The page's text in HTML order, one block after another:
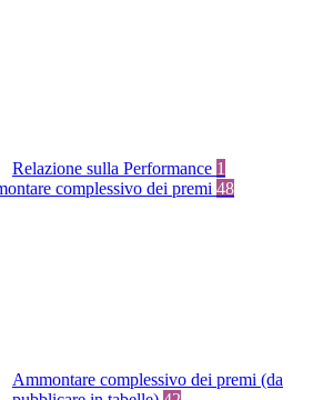
Relazione sulla Performance 1
complessivo dei premi 48
Ammontare complessivo dei premi (da